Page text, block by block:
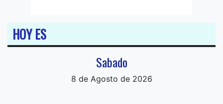
HOY ES
Sabado
8 de Agosto de 2026